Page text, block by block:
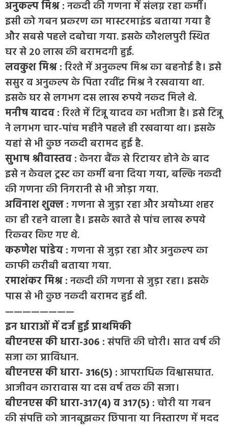
अनुकल्प मिश्र :नकदी की गणना में संलग्न रहा कर्मी।
इसी को गबन प्रकरण का मास्टरमाइंड बताया गया है
और सबसे पहले दबोचा गया. इसके कौशलपुरी स्थित
घर से 20 लाख की बरामदगी हुई.
लवकुश मिश्र :रिश्ते में अनुकल्प मिश्र का बहनोई है। इसे
ससुर व अनुकल्प के पिता रवींद्र मिश्र ने रखवाया था.
इसके घर से लगभग दस लाख रुपये नकद मिले थे.
मनीष यादव :रिश्ते में टिन्नू यादव का भतीजा है। इसे टिन्नू
ने लगभग चार-पांच महीने पहले ही रखवाया था। इसके
यहां से भी कुछ नकदी बरामद हुई है.
सुभाष श्रीवास्तव :केनरा बैंक से रिटायर होने के बाद
इसे न केवल ट्रस्ट का कर्मी बना दिया गया, बल्कि नकदी
की गणना की निगरानी से भी जोड़ा गया.
अविनाश शुक्ल :गणना से जुड़ा रहा और अयोध्या शहर
का ही रहने वाला है। इसके खाते से पांच लाख रुपये
रिकवर किए गए थे.
करुणेश पांडेय :गणना से जुड़ा रहा और अनुकल्प का
काफी करीबी बताया गया.
रमाशंकर मिश्र :नकदी की गणना से जुड़ा रहा। इसके
पास से भी कुछ नकदी बरामद हुई थी.
————————
इन धाराओं में दर्ज हुई प्राथमिकी
बीएनएस की धारा-306 :संपत्ति की चोरी। सात वर्ष की
सजा का प्राविधान.
बीएनएस की धारा- 316(5) :आपराधिक विश्वासघात.
आजीवन कारावास या दस वर्ष तक की सजा।
बीएनएस की धारा-317(4) व 317(5) :चोरी या गबन
की संपत्ति को जानबूझकर छिपाना या निस्तारण में मदद